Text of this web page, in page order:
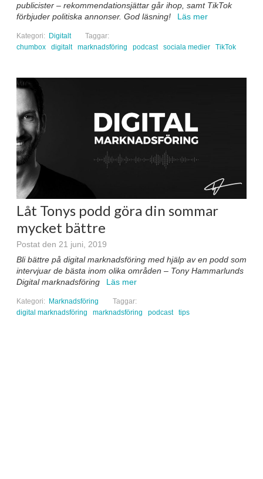
publicister – rekommendationsjättar går ihop, samt TikTok
förbjuder politiska annonser. God läsning! Läs mer
Kategori: Digitalt
Taggar:
chumbox
digitalt marknadsföring podcast sociala medier TikTok
Låt Tonys podd göra din sommar
mycket bättre
Postat den 21 juni, 2019
Bli bättre på digital marknadsföring med hjälp av en podd som
intervjuar de bästa inom olika områden – Tony Hammarlunds
Digital marknadsföring
Läs mer
Kategori: Marknadsföring
Taggar:
digital marknadsföring
marknadsföring podcast tips